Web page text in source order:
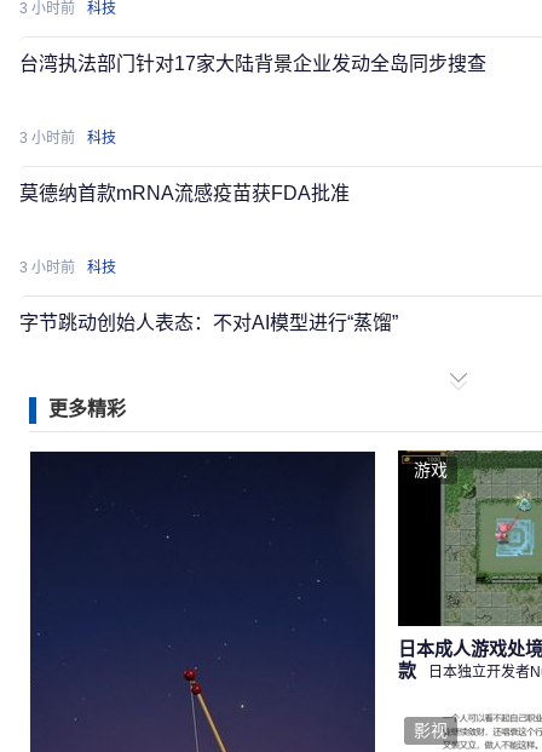
3 小时前 科技
台湾执法部门针对17家大陆背景企业发动全岛同步搜查
3 小时前 科技
莫德纳首款mRNA流感疫苗获FDA批准
3 小时前 科技
字节跳动创始人表态：不对AI模型进行“蒸馏”
3 小时前 科技
亚马逊Zoox截胡马斯克 全球首家无方向盘的Robotaxi开始收
5090刚付完款就被要求加价 华硕因涨价取消订单引众怒
天价订单引争议：现在的RTX 5090还是游戏显卡吗？
更多精彩
游戏
日本成人游戏处
款
日本独立开发者
影视